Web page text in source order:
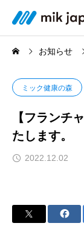
お知らせ
ミック健康の森
【フランチ
たします。
2022.12.02